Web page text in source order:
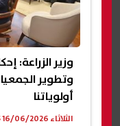
وزير الزراعة:
وتطوير
أولوياتنا
الثلاثاء 16/06/2026 06:55 م